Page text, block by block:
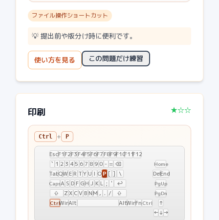
ファイル操作ショートカット
💡 提出前や版分け時に便利です。
使い方を見る この問題だけ練習
印刷 ★☆☆
Ctrl + P
EscF1F2F3F4F5F6F7F8F9F10F11F12
` 1 2 3 45 6 7 8 9 0 - = ⌫
TabQWE R T Y U I OP [ ] \
CapsA S D F GH J K L ; '
↩
⇧
Z X CV B NM , . / ⇧
CtrlWinAlt AltWinFn Ctrl
Home
DelEnd
PgUp
PgDn
↑
←↓→